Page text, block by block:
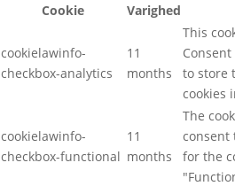
Cookie
Varighed
cookielawinfo-
checkbox-analytics
11
months
This
to store
cookies
cookielawinfo-
checkbox-functional
11
months
The
consent
for the